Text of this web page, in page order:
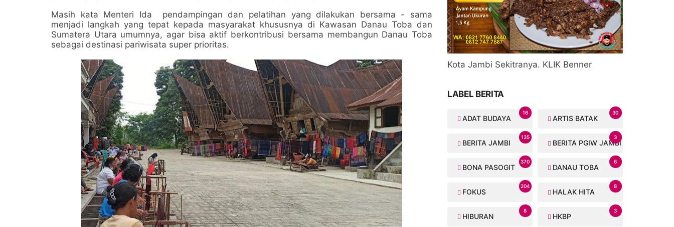
Masih kata Menteri Ida pendampingan dan pelatihan yang dilakukan bersama - sama
menjadi langkah yang tepat kepada masyarakat khususnya di Kawasan Danau Toba dan
Sumatera Utara umumnya, agar bisa aktif berkontribusi bersama membangun Danau Toba
sebagai destinasi pariwisata super prioritas.
Kota Jambi Sekitranya. KLIK Benner
LABEL BERITA
ADAT BUDAYA
16
ARTIS BATAK
30
BERITA JAMBI
135
BERITA PGIW JAMBI
3
BONA PASOGIT
370
DANAU TOBA
6
FOKUS
204
HALAK HITA
8
HIBURAN
8
HKBP
3